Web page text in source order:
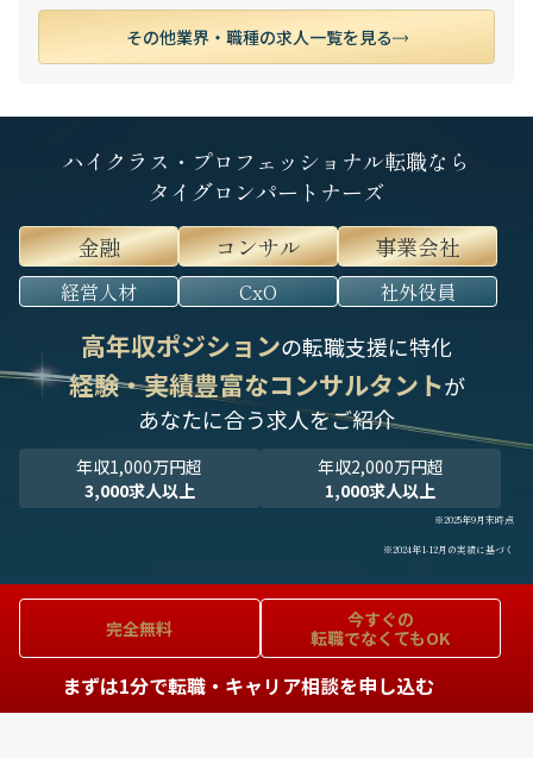
その他業界・職種の求人一覧を見る
ハイクラス・プロフェッショナル転職なら
タイグロンパートナーズ
金融
コンサル 事業会社
経営人材 CxO 社外役員
高年収ポジションの転職支援に特化
経験・実績豊富なコンサルタントが
あなたに合う求人をご紹介
年収1,000万円超
3,000求人以上
年収2,000万円超
1,000求人以上
※2025年9月末時点
※2024年1-12月の実績に基づく
完全無料
今すぐの
転職でなくてもOK
まずは1分で転職・キャリア相談を申し込む